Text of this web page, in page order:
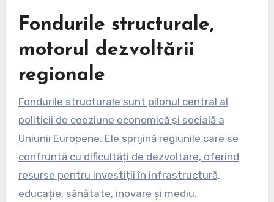
Fondurile structurale,
motorul dezvoltării
regionale
Fondurile structurale sunt pilonul central al
politicii de coeziune economică și socială a
Uniunii Europene. Ele sprijină regiunile care se
confruntă cu dificultăți de dezvoltare, oferind
resurse pentru investiții în infrastructură,
educație, sănătate, inovare și mediu.